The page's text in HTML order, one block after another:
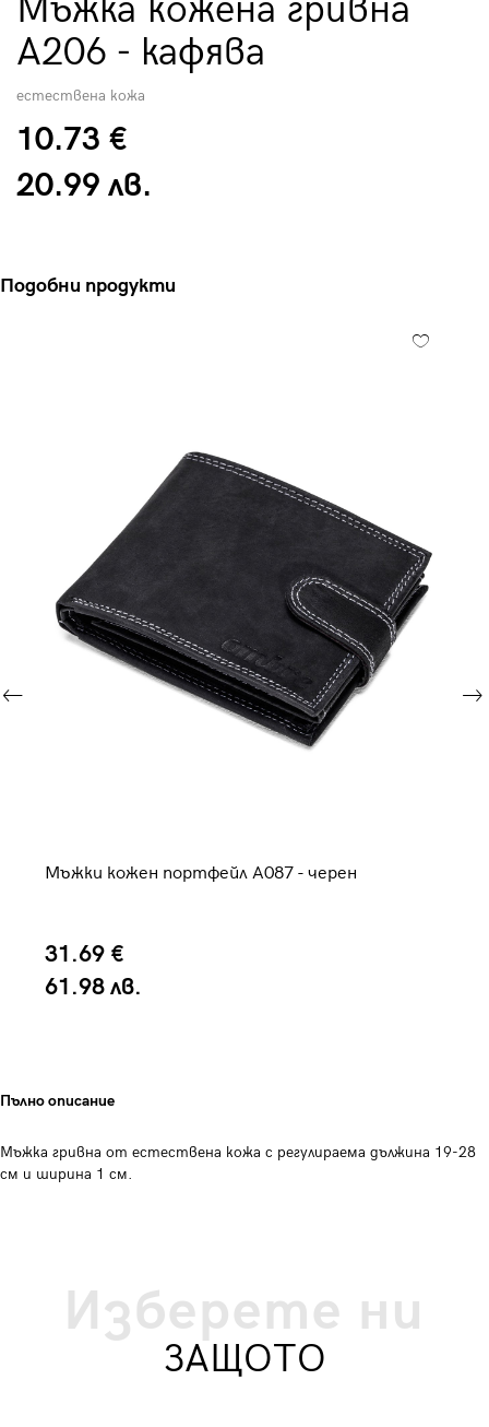
Мъжка кожена гривна
A206 - кафява
естествена кожа
10.73 €
20.99 лв.
Подобни продукти
Мъжки кожен портфейл A087 - черен
31.69 €
61.98 лв.
Пълно описание
Мъжка гривна от естествена кожа с регулираема дължина 19-28
см и ширина 1 см.
Изберете ни
ЗАЩОТО